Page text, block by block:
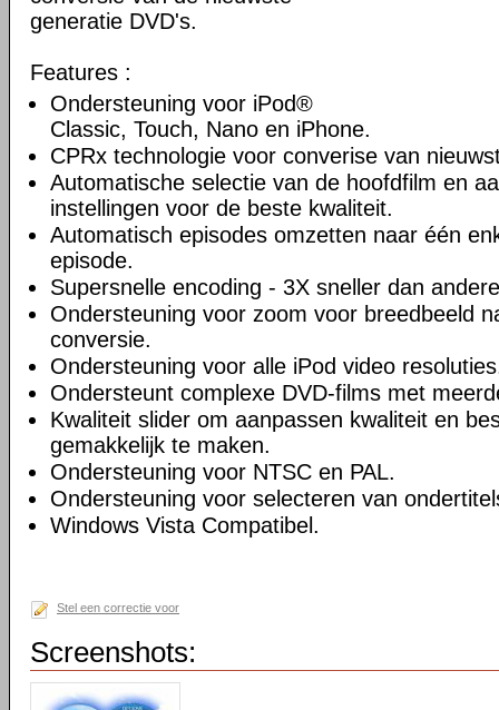
generatie DVD's.
Features :
Ondersteuning voor iPod®
Classic, Touch, Nano en iPhone.
CPRx technologie voor converise van
Automatische selectie van de hoofdfilm en
instellingen voor de beste kwaliteit.
Automatisch episodes omzetten naar één
episode.
Supersnelle encoding - 3X sneller dan
Ondersteuning voor zoom voor breedbeeld
conversie.
Ondersteuning voor alle iPod video
Ondersteunt complexe DVD-films met
Kwaliteit slider om aanpassen kwaliteit en
gemakkelijk te maken.
Ondersteuning voor NTSC en PAL.
Ondersteuning voor selecteren van
Windows Vista Compatibel.
Stel een correctie voor
Screenshots: